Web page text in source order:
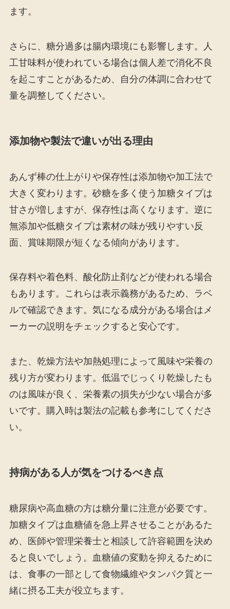
ます。
さらに、糖分過多は腸内環境にも影響します。人
工甘味料が使われている場合は個人差で消化不良
を起こすことがあるため、自分の体調に合わせて
量を調整してください。
添加物や製法で違いが出る理由
あんず棒の仕上がりや保存性は添加物や加工法で
大きく変わります。砂糖を多く使う加糖タイプは
甘さが増しますが、保存性は高くなります。逆に
無添加や低糖タイプは素材の味が残りやすい反
面、賞味期限が短くなる傾向があります。
保存料や着色料、酸化防止剤などが使われる場合
もあります。これらは表示義務があるため、ラベ
ルで確認できます。気になる成分がある場合はメ
ーカーの説明をチェックすると安心です。
また、乾燥方法や加熱処理によって風味や栄養の
残り方が変わります。低温でじっくり乾燥したも
のは風味が良く、栄養素の損失が少ない場合が多
いです。購入時は製法の記載も参考にしてくださ
い。
持病がある人が気をつけるべき点
糖尿病や高血糖の方は糖分量に注意が必要です。
加糖タイプは血糖値を急上昇させることがあるた
め、医師や管理栄養士と相談して許容範囲を決め
ると良いでしょう。血糖値の変動を抑えるために
は、食事の一部として食物繊維やタンパク質と一
緒に摂る工夫が役立ちます。